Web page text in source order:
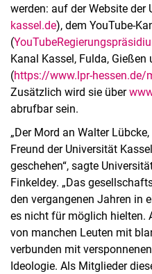
werden: auf der Website der
kassel.de), dem YouTube-
(
Kanal Kassel, Fulda,
(https://www.lpr-hessen.de/
Zusätzlich wird sie über
abrufbar sein.
„Der Mord an Walter
Freund der Universität
geschehen“, sagte
Finkeldey. „Das
den vergangenen Jahren in
es nicht für möglich hielten.
von manchen Leuten mit
verbunden mit
Ideologie. Als Mitglieder